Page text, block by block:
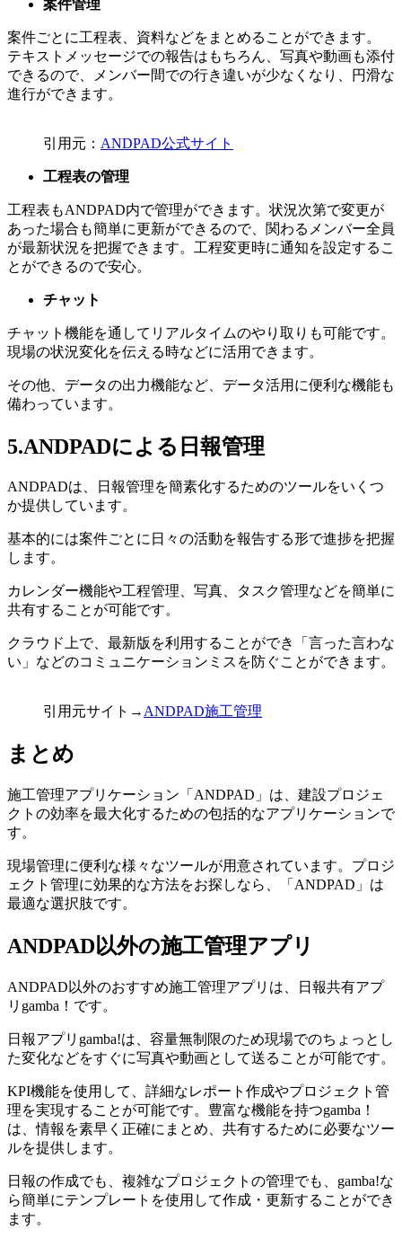
案件管理
案件ごとに工程表、資料などをまとめることができます。
テキストメッセージでの報告はもちろん、写真や動画も添付
できるので、メンバー間での行き違いが少なくなり、円滑な
進行ができます。
引用元： ANDPAD公式サイト
工程表の管理
工程表もANDPAD内で管理ができます。状況次第で変更が
あった場合も簡単に更新ができるので、関わるメンバー全員
が最新状況を把握できます。工程変更時に通知を設定するこ
とができるので安心。
チャット
チャット機能を通してリアルタイムのやり取りも可能です。
現場の状況変化を伝える時などに活用できます。
その他、データの出力機能など、データ活用に便利な機能も
備わっています。
5.ANDPADによる日報管理
ANDPADは、日報管理を簡素化するためのツールをいくつ
か提供しています。
基本的には案件ごとに日々の活動を報告する形で進捗を把握
します。
カレンダー機能や工程管理、写真、タスク管理などを簡単に
共有することが可能です。
クラウド上で、最新版を利用することができ「言った言わな
い」などのコミュニケーションミスを防ぐことができます。
引用元サイト→ANDPAD施工管理
まとめ
施工管理アプリケーション「ANDPAD」は、建設プロジェ
クトの効率を最大化するための包括的なアプリケーションで
す。
現場管理に便利な様々なツールが用意されています。プロジ
ェクト管理に効果的な方法をお探しなら、「ANDPAD」は
最適な選択肢です。
ANDPAD以外の施工管理アプリ
ANDPAD以外のおすすめ施工管理アプリは、日報共有アプ
リgamba！です。
日報アプリgamba!は、容量無制限のため現場でのちょっとし
た変化などをすぐに写真や動画として送ることが可能です。
KPI機能を使用して、詳細なレポート作成やプロジェクト管
理を実現することが可能です。豊富な機能を持つgamba！
は、情報を素早く正確にまとめ、共有するために必要なツー
ルを提供します。
日報の作成でも、複雑なプロジェクトの管理でも、gamba!な
ら簡単にテンプレートを使用して作成・更新することができ
ます。